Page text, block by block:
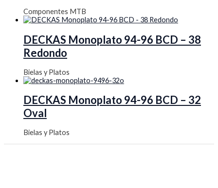
Componentes MTB
DECKAS Monoplato 94-96 BCD – 38
Redondo
Bielas y Platos
DECKAS Monoplato 94-96 BCD – 32
Oval
Bielas y Platos